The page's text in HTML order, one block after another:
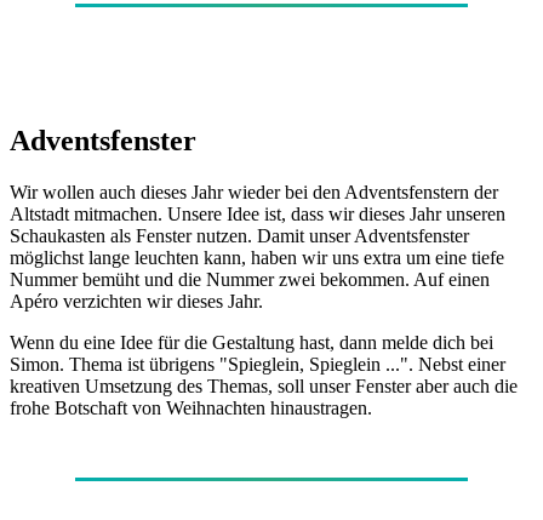
Adventsfenster
Wir wollen auch dieses Jahr wieder bei den Adventsfenstern der
Altstadt mitmachen. Unsere Idee ist, dass wir dieses Jahr unseren
Schaukasten als Fenster nutzen. Damit unser Adventsfenster
möglichst lange leuchten kann, haben wir uns extra um eine tiefe
Nummer bemüht und die Nummer zwei bekommen. Auf einen
Apéro verzichten wir dieses Jahr.
Wenn du eine Idee für die Gestaltung hast, dann melde dich bei
Simon. Thema ist übrigens "Spieglein, Spieglein ...". Nebst einer
kreativen Umsetzung des Themas, soll unser Fenster aber auch die
frohe Botschaft von Weihnachten hinaustragen.